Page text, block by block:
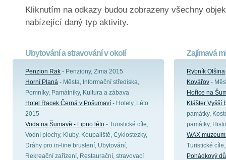
Kliknutím na odkazy budou zobrazeny všechny
nabízející daný typ aktivity.
Ubytování a stravování v okolí
Penzion Rak - Penziony, Zima 2015
Horní Planá - Města, Informační střediska,
Pomníky, Památníky, Kultura a zábava
Hotel Racek Černá v Pošumaví - Hotely, Léto
2015
Voda na Šumavě - Lipno léto - Turistické cíle,
Vodní plochy, Kluby, Koupaliště, Cyklostezky,
Dráhy pro in-line bruslení, Ubytování,
Rekreační zařízení, Restaurační, stravovací
Zajímavá
Rybník Olšina
Kovářov -
Hořice na
Klášter Vyšší
památky,
památky,
WAX
Turistické
Pohádkový